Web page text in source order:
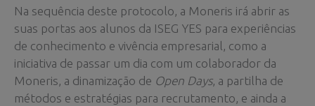
Na sequência deste protocolo, a Moneris irá abrir as
suas portas aos alunos da ISEG YES para experiências
de conhecimento e vivência empresarial, como a
iniciativa de passar um dia com um colaborador da
Moneris, a dinamização de Open Days, a partilha de
métodos e estratégias para recrutamento, e ainda a